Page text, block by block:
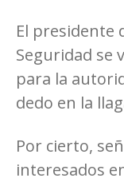
El presidente
Seguridad se
para la
dedo en la
Por cierto,
interesados